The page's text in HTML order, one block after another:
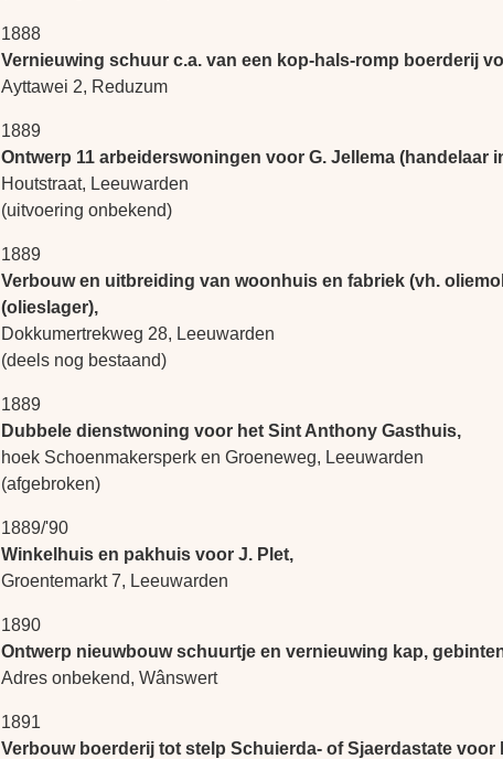
1888
Vernieuwing schuur c.a. van een kop-hals-romp boerderij
Ayttawei 2, Reduzum
1889
Ontwerp 11 arbeiderswoningen voor G. Jellema (handelaar
Houtstraat, Leeuwarden
(uitvoering onbekend)
1889
Verbouw en uitbreiding van woonhuis en fabriek (vh.
(olieslager),
Dokkumertrekweg 28, Leeuwarden
(deels nog bestaand)
1889
Dubbele dienstwoning voor het Sint Anthony Gasthuis,
hoek Schoenmakersperk en Groeneweg, Leeuwarden
(afgebroken)
1889/'90
Winkelhuis en pakhuis voor J. Plet,
Groentemarkt 7, Leeuwarden
1890
Ontwerp nieuwbouw schuurtje en vernieuwing kap,
Adres onbekend, Wânswert
1891
Verbouw boerderij tot stelp Schuierda- of Sjaerdastate